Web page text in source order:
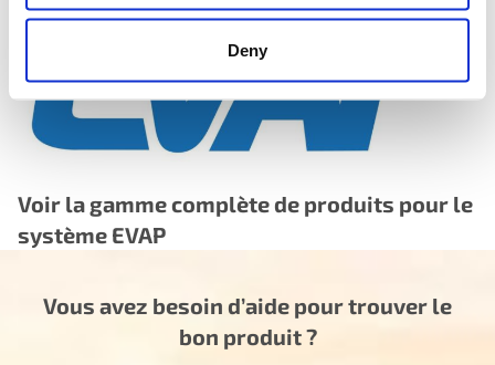
Deny
Voir la gamme complète de produits pour le
système EVAP
Vous avez besoin d’aide pour trouver le
bon produit ?